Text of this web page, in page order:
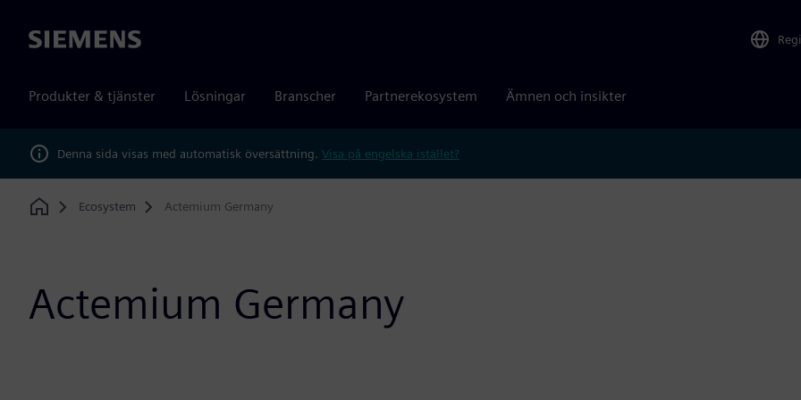
Siemens
Produkter & tjänster Lösningar Branscher Partnerekosystem Ämnen och insikter
Denna sida visas med automatisk översättning. Visa på engelska istället?
Home
Ecosystem Actemium Germany
Actemium Germany